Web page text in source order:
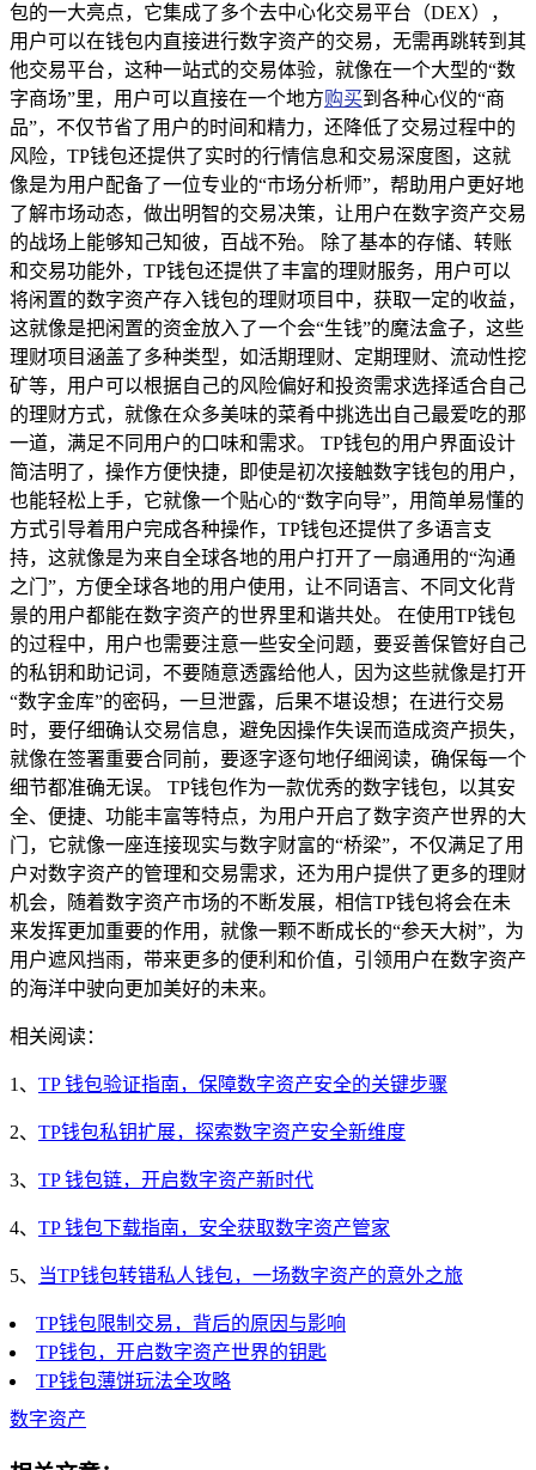
包的一大亮点，它集成了多个去中心化交易平台（DEX），
用户可以在钱包内直接进行数字资产的交易，无需再跳转到其
他交易平台，这种一站式的交易体验，就像在一个大型的“数
字商场”里，用户可以直接在一个地方购买到各种心仪的“商
品”，不仅节省了用户的时间和精力，还降低了交易过程中的
风险，TP钱包还提供了实时的行情信息和交易深度图，这就
像是为用户配备了一位专业的“市场分析师”，帮助用户更好地
了解市场动态，做出明智的交易决策，让用户在数字资产交易
的战场上能够知己知彼，百战不殆。 除了基本的存储、转账
和交易功能外，TP钱包还提供了丰富的理财服务，用户可以
将闲置的数字资产存入钱包的理财项目中，获取一定的收益，
这就像是把闲置的资金放入了一个会“生钱”的魔法盒子，这些
理财项目涵盖了多种类型，如活期理财、定期理财、流动性挖
矿等，用户可以根据自己的风险偏好和投资需求选择适合自己
的理财方式，就像在众多美味的菜肴中挑选出自己最爱吃的那
一道，满足不同用户的口味和需求。 TP钱包的用户界面设计
简洁明了，操作方便快捷，即使是初次接触数字钱包的用户，
也能轻松上手，它就像一个贴心的“数字向导”，用简单易懂的
方式引导着用户完成各种操作，TP钱包还提供了多语言支
持，这就像是为来自全球各地的用户打开了一扇通用的“沟通
之门”，方便全球各地的用户使用，让不同语言、不同文化背
景的用户都能在数字资产的世界里和谐共处。 在使用TP钱包
的过程中，用户也需要注意一些安全问题，要妥善保管好自己
的私钥和助记词，不要随意透露给他人，因为这些就像是打开
“数字金库”的密码，一旦泄露，后果不堪设想；在进行交易
时，要仔细确认交易信息，避免因操作失误而造成资产损失，
就像在签署重要合同前，要逐字逐句地仔细阅读，确保每一个
细节都准确无误。 TP钱包作为一款优秀的数字钱包，以其安
全、便捷、功能丰富等特点，为用户开启了数字资产世界的大
门，它就像一座连接现实与数字财富的“桥梁”，不仅满足了用
户对数字资产的管理和交易需求，还为用户提供了更多的理财
机会，随着数字资产市场的不断发展，相信TP钱包将会在未
来发挥更加重要的作用，就像一颗不断成长的“参天大树”，为
用户遮风挡雨，带来更多的便利和价值，引领用户在数字资产
的海洋中驶向更加美好的未来。
相关阅读：
1、 TP 钱包验证指南，保障数字资产安全的关键步骤
2、 TP钱包私钥扩展，探索数字资产安全新维度
3、 TP 钱包链，开启数字资产新时代
4、 TP 钱包下载指南，安全获取数字资产管家
5、 当TP钱包转错私人钱包，一场数字资产的意外之旅
TP钱包限制交易，背后的原因与影响
TP钱包，开启数字资产世界的钥匙
TP钱包薄饼玩法全攻略
数字资产